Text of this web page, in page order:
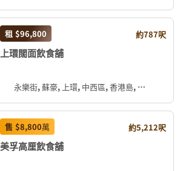
租 $96,800 約787呎
上環闊面飲食舖
永樂街, 蘇豪, 上環, 中西區, 香港島, 香港, 中国
售 $8,800萬 約5,212呎
美孚高厘飲食舖